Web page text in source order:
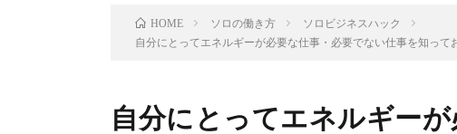
HOME ソロの働き方
ソロビジネスハック
自分にとってエネルギーが必要な仕事・必要でない仕事を知って
自分にとってエネルギー